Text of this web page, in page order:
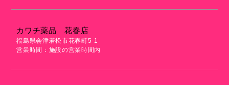
カワチ薬品 花春店
福島県会津若松市花春町5-1
営業時間：施設の営業時間内